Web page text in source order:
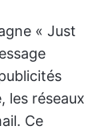
« Just
les réseaux
Ce